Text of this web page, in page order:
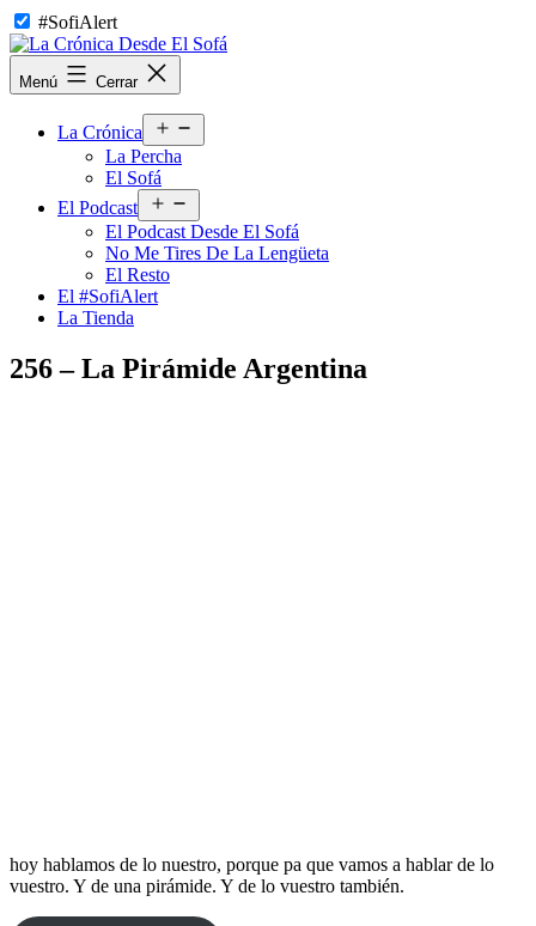
Saltar
al
contenido
#SofiAlert
La
Crónica
Menú Cerrar
La Crónica
el
La Percha
El Sofá
El Podcast
el
menú
El Podcast Desde El Sofá
No Me Tires De La Lengüeta
El Resto
El #SofiAlert
La Tienda
256 – La Pirámide Argentina
hoy hablamos de lo nuestro, porque pa que vamos a hablar de lo
vuestro. Y de una pirámide. Y de lo vuestro también.